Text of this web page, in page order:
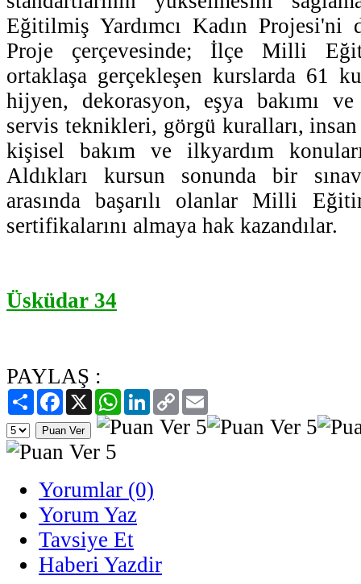
Eğitilmiş Yardımcı Kadın Projesi'ni
Proje çerçevesinde; İlçe Milli
ortaklaşa gerçekleşen kurslarda 61
hijyen, dekorasyon, eşya bakımı
servis teknikleri, görgü kuralları,
kişisel bakım ve ilkyardım
Aldıkları kursun sonunda bir
arasında başarılı olanlar Milli
sertifikalarını almaya hak kazandılar.
Üsküdar 34
PAYLAŞ :
PaylaşFacebook
X WhatsAppLinkedIn
Copy
Link
Yorumlar (0)
Yorum Yaz
Tavsiye Et
Haberi Yazdir